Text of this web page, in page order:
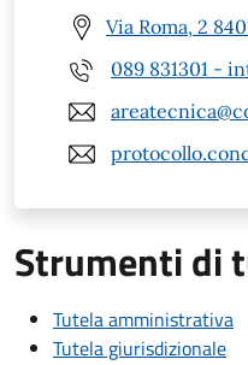
Via Roma, 2
089 831301 -
Strumenti di
Tutela amministrativa
Tutela giurisdizionale